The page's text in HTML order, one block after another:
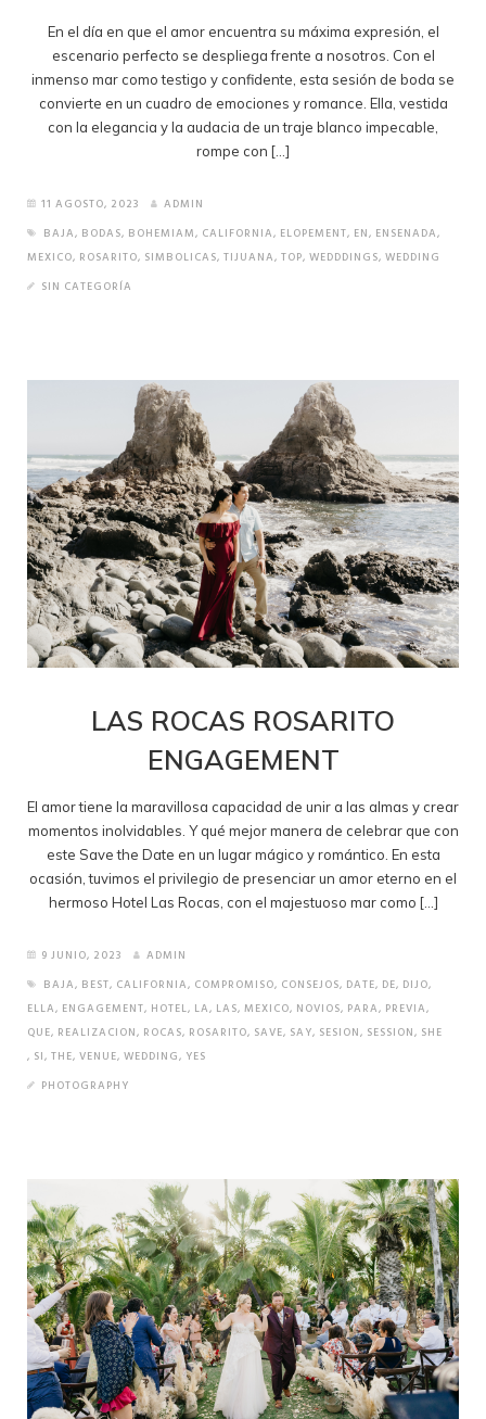
En el día en que el amor encuentra su máxima expresión, el
escenario perfecto se despliega frente a nosotros. Con el
inmenso mar como testigo y confidente, esta sesión de boda se
convierte en un cuadro de emociones y romance. Ella, vestida
con la elegancia y la audacia de un traje blanco impecable,
rompe con […]
11 AGOSTO, 2023
ADMIN
BAJA, BODAS, BOHEMIAM, CALIFORNIA, ELOPEMENT, EN, ENSENADA,
MEXICO, ROSARITO, SIMBOLICAS, TIJUANA, TOP, WEDDDINGS, WEDDING
SIN CATEGORÍA
LAS ROCAS ROSARITO
ENGAGEMENT
El amor tiene la maravillosa capacidad de unir a las almas y crear
momentos inolvidables. Y qué mejor manera de celebrar que con
este Save the Date en un lugar mágico y romántico. En esta
ocasión, tuvimos el privilegio de presenciar un amor eterno en el
hermoso Hotel Las Rocas, con el majestuoso mar como […]
9 JUNIO, 2023
ADMIN
BAJA, BEST, CALIFORNIA, COMPROMISO, CONSEJOS, DATE, DE, DIJO,
ELLA, ENGAGEMENT, HOTEL, LA, LAS, MEXICO, NOVIOS, PARA, PREVIA,
QUE, REALIZACION, ROCAS, ROSARITO, SAVE, SAY, SESION, SESSION, SHE
, SI, THE, VENUE, WEDDING, YES
PHOTOGRAPHY